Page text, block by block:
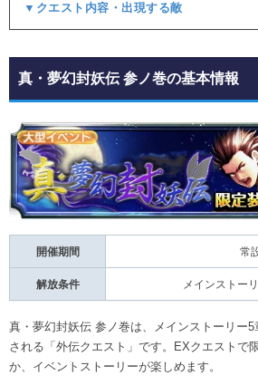
▼クエスト内容・出現する敵
真・夢幻封妖伝 参ノ巻の基本情報
開催期間 常
解放条件 メインストー
真・夢幻封妖伝 参ノ巻は、メインストーリー
される「外伝クエスト」です。EXクエストで
か、イベントストーリーが楽しめます。